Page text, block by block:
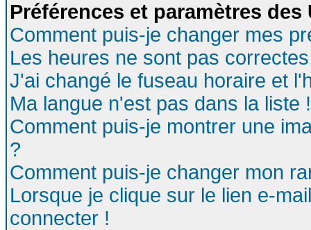
Préférences et paramètres
Comment puis-je changer mes
Les heures ne sont pas
J'ai changé le fuseau horaire et
Ma langue n'est pas dans la liste !
Comment puis-je montrer une
?
Comment puis-je changer mon
Lorsque je clique sur le lien e-
connecter !